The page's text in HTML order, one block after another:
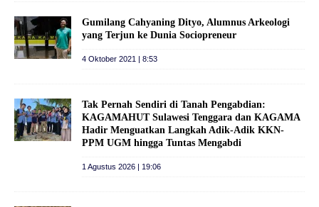
Gumilang Cahyaning Dityo, Alumnus Arkeologi
yang Terjun ke Dunia Sociopreneur
4 Oktober 2021 | 8:53
Tak Pernah Sendiri di Tanah Pengabdian:
KAGAMAHUT Sulawesi Tenggara dan KAGAMA
Hadir Menguatkan Langkah Adik-Adik KKN-
PPM UGM hingga Tuntas Mengabdi
1 Agustus 2026 | 19:06